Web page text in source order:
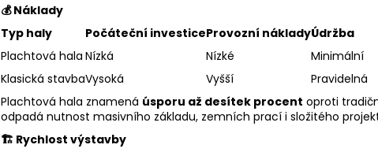
💰Náklady
Typ haly
Počáteční investiceProvozní nákladyÚdržba
Plachtová hala Nízká Nízké
Minimální
Klasická stavbaVysoká Vyšší
Pravidelná
Plachtová hala znamená úsporu až desítek procent oproti
odpadá nutnost masivního základu, zemních prací i složitého
🏗 ️ Rychlost výstavby